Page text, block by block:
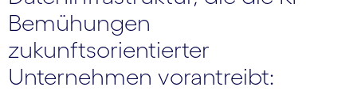
Bemühungen
zukunftsorientierter
Unternehmen vorantreibt: